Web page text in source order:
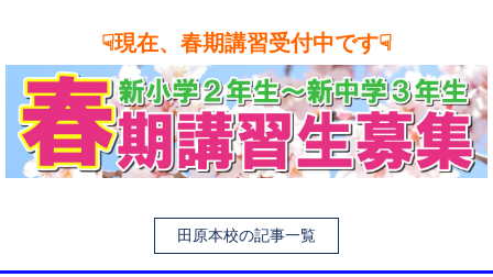
☟現在、春期講習受付中です☟
田原本校の記事一覧